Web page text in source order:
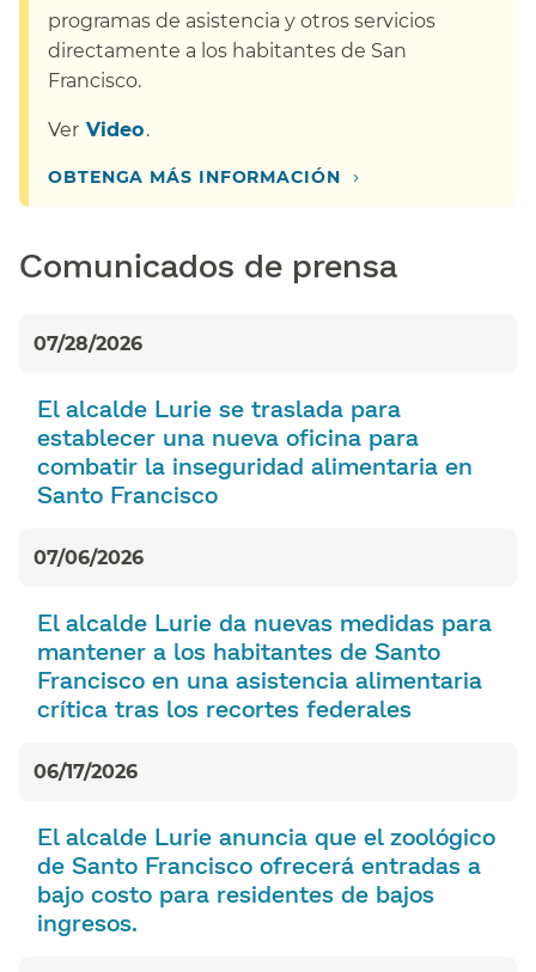
programas de asistencia y otros servicios
directamente a los habitantes de San
Francisco.​​
Ver​​ Video​​.
OBTENGA MÁS INFORMACIÓN​​ ›
Comunicados de prensa​​
07/28/2026
El alcalde Lurie se traslada para
establecer una nueva oficina para
combatir la inseguridad alimentaria en
Santo Francisco​​
07/06/2026
El alcalde Lurie da nuevas medidas para
mantener a los habitantes de Santo
Francisco en una asistencia alimentaria
crítica tras los recortes federales​​
06/17/2026
El alcalde Lurie anuncia que el zoológico
de Santo Francisco ofrecerá entradas a
bajo costo para residentes de bajos
ingresos.​​